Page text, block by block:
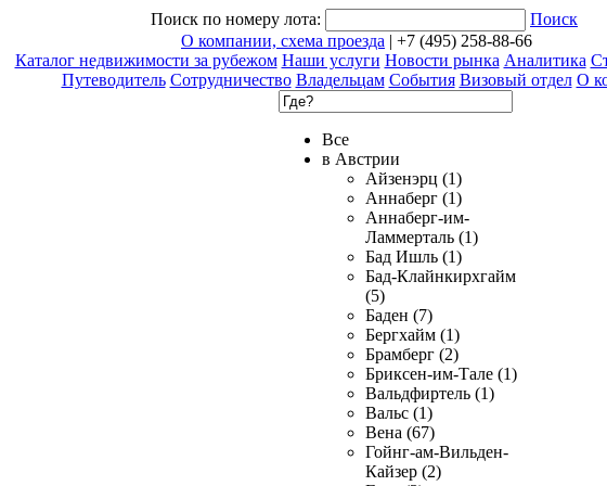
Поиск по номеру лота:
Поиск
О компании, схема проезда | +7 (495) 258-88-66
Каталог недвижимости за рубежом Наши услуги Новости рынка Аналитика
Путеводитель Сотрудничество Владельцам События Визовый отдел О
Все
в Австрии
Айзенэрц (1)
Аннаберг (1)
Аннаберг-им-
Ламмерталь (1)
Бад Ишль (1)
Бад-Клайнкирхгайм
(5)
Баден (7)
Бергхайм (1)
Брамберг (2)
Бриксен-им-Тале (1)
Вальдфиртель (1)
Вальс (1)
Вена (67)
Гойнг-ам-Вильден-
Кайзер (2)